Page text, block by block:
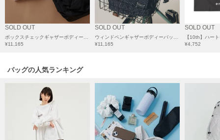
レスポートサック
LILY BROWN
リトルユニオン トウキョウ
made of Organics
メイドオブオーガニクス
SOLD OUT
¥11,165
SOLD OUT
¥11,165
SOLD OUT
¥4,752
バッグの人気ランキング